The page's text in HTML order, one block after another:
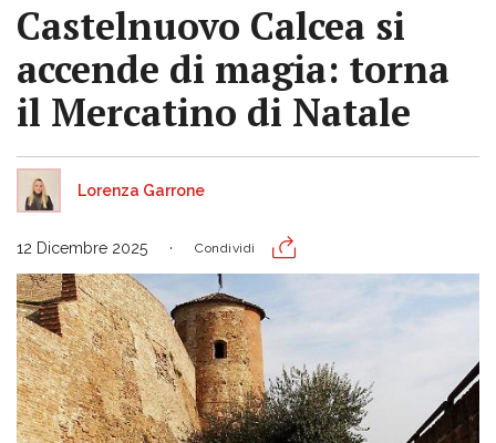
Castelnuovo Calcea si
accende di magia: torna
il Mercatino di Natale
Lorenza Garrone
12 Dicembre 2025 Condividi